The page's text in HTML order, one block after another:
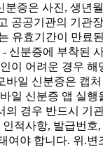
증은 사진, 생년
공공기관의 기관
유효기간이 만료
신분증에 부착된
이 어려운 경우 해
바일 신분증은 캡처
일 신분증 앱 실행
의 경우 반드시 기
적사항, 발급번호
여야 합니다. 위.변